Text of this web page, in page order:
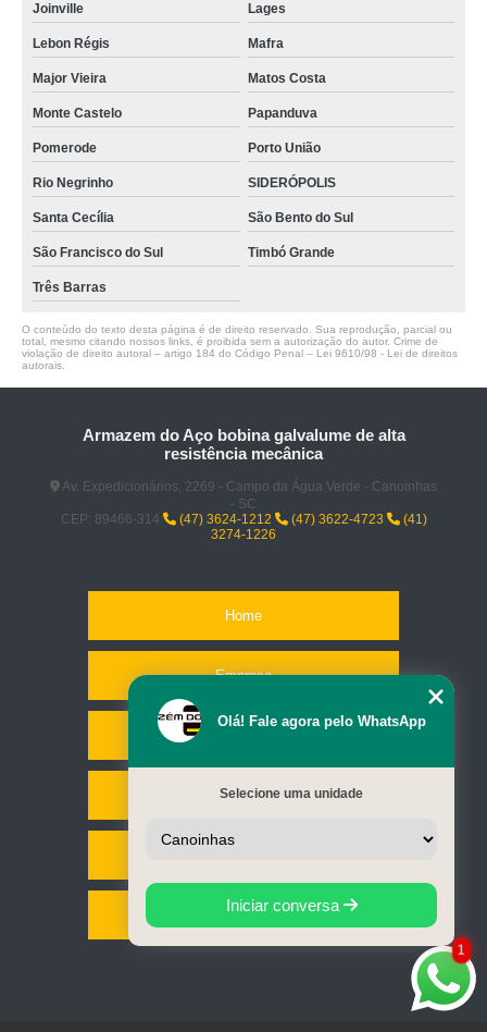
Joinville Lages
Lebon Régis Mafra
Major Vieira Matos Costa
Monte Castelo Papanduva
Pomerode Porto União
Rio Negrinho SIDERÓPOLIS
Santa Cecília São Bento do Sul
São Francisco do Sul Timbó Grande
Três Barras
O conteúdo do texto desta página é de direito reservado. Sua reprodução, parcial ou
total, mesmo citando nossos links, é proibida sem a autorização do autor. Crime de
violação de direito autoral – artigo 184 do Código Penal – Lei 9610/98 - Lei de direitos
autorais
Armazem do Aço bobina galvalume de alta
resistência mecânica
Av. Expedicionários, 2269 - Campo da Água Verde - Canoinhas
- SC
CEP: 89466-314
(47) 3624-1212 (47) 3622-4723
(41)
3274-1226
Home
Empresa
Serviços
Mapa do site
1
Olá! Fale agora pelo WhatsApp
Selecione uma unidade
Iniciar conversa